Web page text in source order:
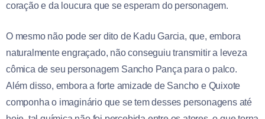
coração e da loucura que se esperam do personagem.
O mesmo não pode ser dito de Kadu Garcia, que, embora
naturalmente engraçado, não conseguiu transmitir a leveza
cômica de seu personagem Sancho Pança para o palco.
Além disso, embora a forte amizade de Sancho e Quixote
componha o imaginário que se tem desses personagens até